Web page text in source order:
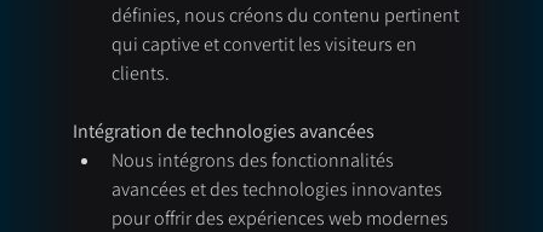
définies, nous créons du contenu pertinent
qui captive et convertit les visiteurs en
clients.
Intégration de technologies avancées
Nous intégrons des fonctionnalités
avancées et des technologies innovantes
pour offrir des expériences web modernes